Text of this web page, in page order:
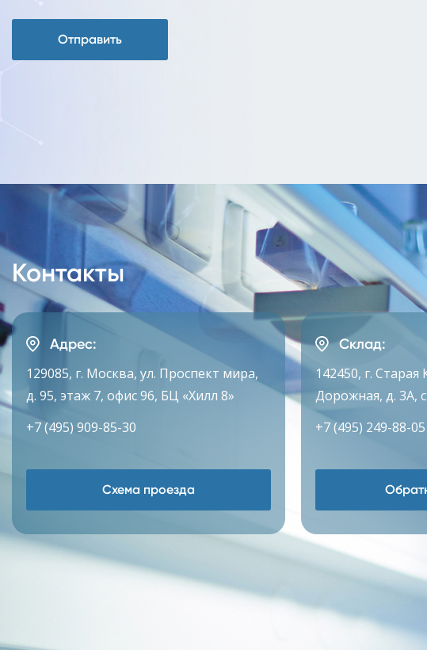
Отправить
Контакты
Адрес:
129085, г. Москва, ул. Проспект мира,
д. 95, этаж 7, офис 96, БЦ «Хилл 8»
+7 (495) 909-85-30
Схема проезда
Склад:
142450, г. Старая
Дорожная, д. 3А,
+7 (495) 249-88-05